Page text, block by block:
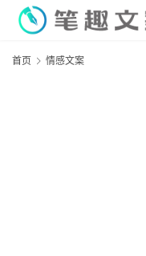
首页 情感文案